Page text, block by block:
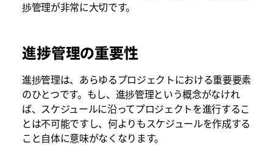
捗管理が非常に大切です。
進捗管理の重要性
進捗管理は、あらゆるプロジェクトにおける重要要素
のひとつです。もし、進捗管理という概念がなけれ
ば、スケジュールに沿ってプロジェクトを進行するこ
とは不可能ですし、何よりもスケジュールを作成する
こと自体に意味がなくなります。